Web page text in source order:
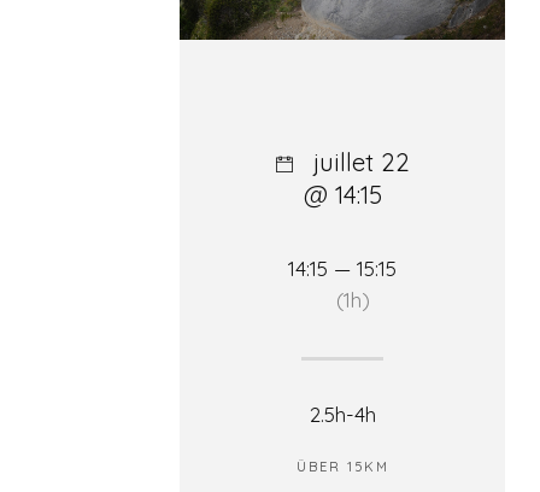
juillet 22
@ 14:15
14:15 — 15:15
(1h)
2.5h-4h
ÜBER 15KM